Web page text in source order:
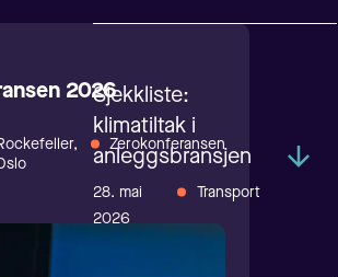
2026
Zerokonferansen
Sjekkliste:
klimatiltak i
anleggsbransjen
28. mai
2026
Transport